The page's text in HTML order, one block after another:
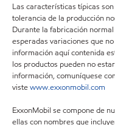
Las características típicas
tolerancia de la producción
Durante la fabricación
esperadas variaciones que
información aquí contenida
los productos pueden no
información, comuníquese
vistewww.exxonmobil.com
ExxonMobil se compone de
ellas con nombres que